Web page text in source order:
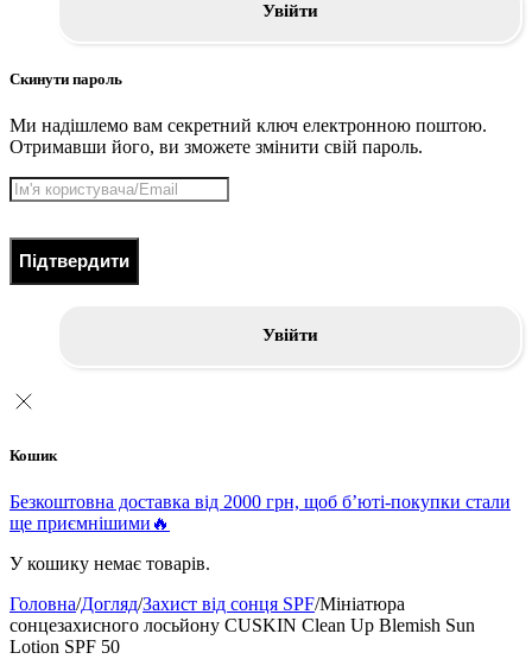
Увійти
Скинути пароль
Ми надішлемо вам секретний ключ електронною поштою.
Отримавши його, ви зможете змінити свій пароль.
Підтвердити
Увійти
Кошик
Безкоштовна доставка від 2000 грн, щоб б’юті-покупки стали
ще приємнішими🔥
У кошику немає товарів.
Головна/Догляд/Захист від сонця SPF/Мініатюра
сонцезахисного лосьйону CUSKIN Clean Up Blemish Sun
Lotion SPF 50